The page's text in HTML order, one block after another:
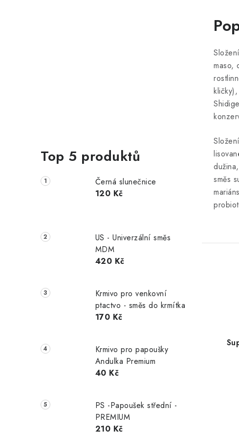
Top 5 produktů
Černá slunečnice
120 Kč
US - Univerzální směs
MDM
420 Kč
Krmivo pro venkovní
ptactvo - směs do krmítka
170 Kč
Krmivo pro papoušky
Andulka Premium
40 Kč
PS -Papoušek střední -
PREMIUM
210 Kč
maso,
směs